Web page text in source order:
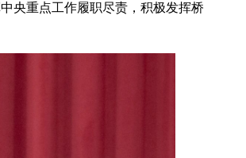
央重点工作履职尽责，积极发挥桥